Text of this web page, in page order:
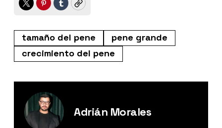
TwitterPinterest
TumblrCopy
tamaño del pene
pene grande
crecimiento del pene
Adrián Morales